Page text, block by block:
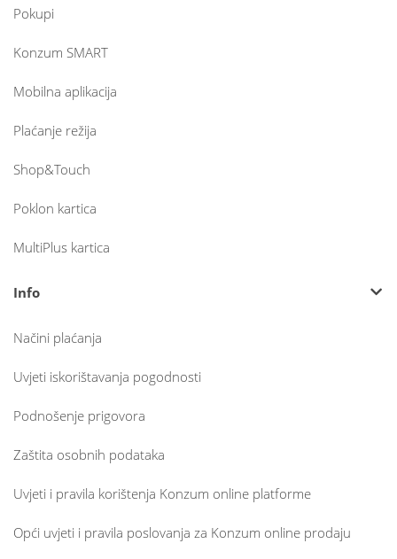
Pokupi
Konzum SMART
Mobilna aplikacija
Plaćanje režija
Shop&Touch
Poklon kartica
MultiPlus kartica
Info
Načini plaćanja
Uvjeti iskorištavanja pogodnosti
Podnošenje prigovora
Zaštita osobnih podataka
Uvjeti i pravila korištenja Konzum online platforme
Opći uvjeti i pravila poslovanja za Konzum online prodaju